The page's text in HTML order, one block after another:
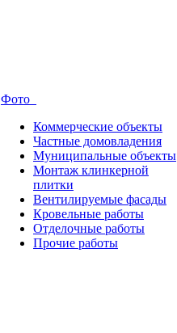
Фото
Коммерческие объекты
Частные домовладения
Муниципальные объекты
Монтаж клинкерной
плитки
Вентилируемые фасады
Кровельные работы
Отделочные работы
Прочие работы